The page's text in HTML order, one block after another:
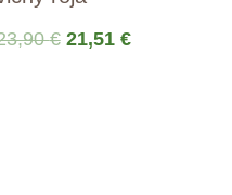
€ El
21,51 €El